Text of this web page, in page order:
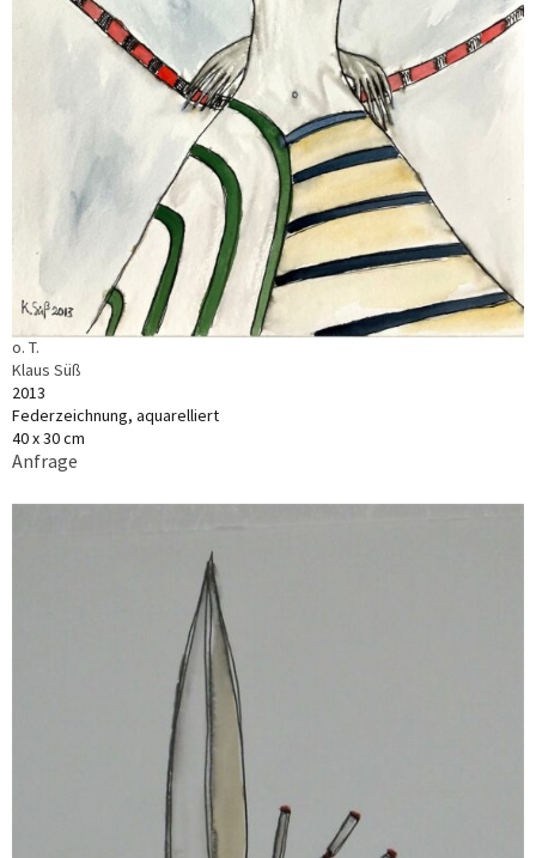
o. T.
Klaus Süß
2013
Federzeichnung, aquarelliert
40 x 30 cm
Anfrage